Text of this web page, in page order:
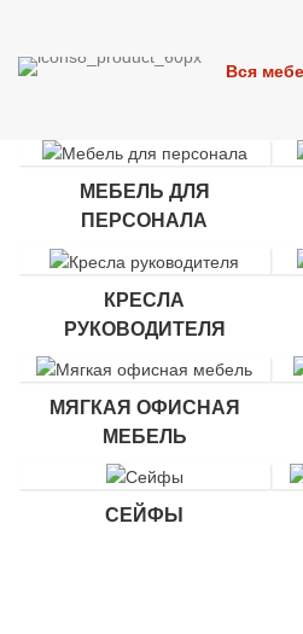
Вся
МЕБЕЛЬ ДЛЯ
ПЕРСОНАЛА
КРЕСЛА
РУКОВОДИТЕЛЯ
МЯГКАЯ ОФИСНАЯ
МЕБЕЛЬ
СЕЙФЫ